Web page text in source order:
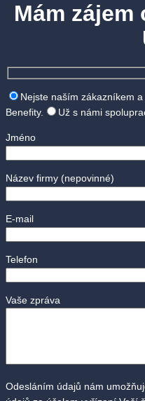
Mám
Nejste naším zákazníkem
Benefity.
Už s námi
Jméno
Název firmy (nepovinné)
E-mail
Telefon
Vaše zpráva
Odesláním údajů nám